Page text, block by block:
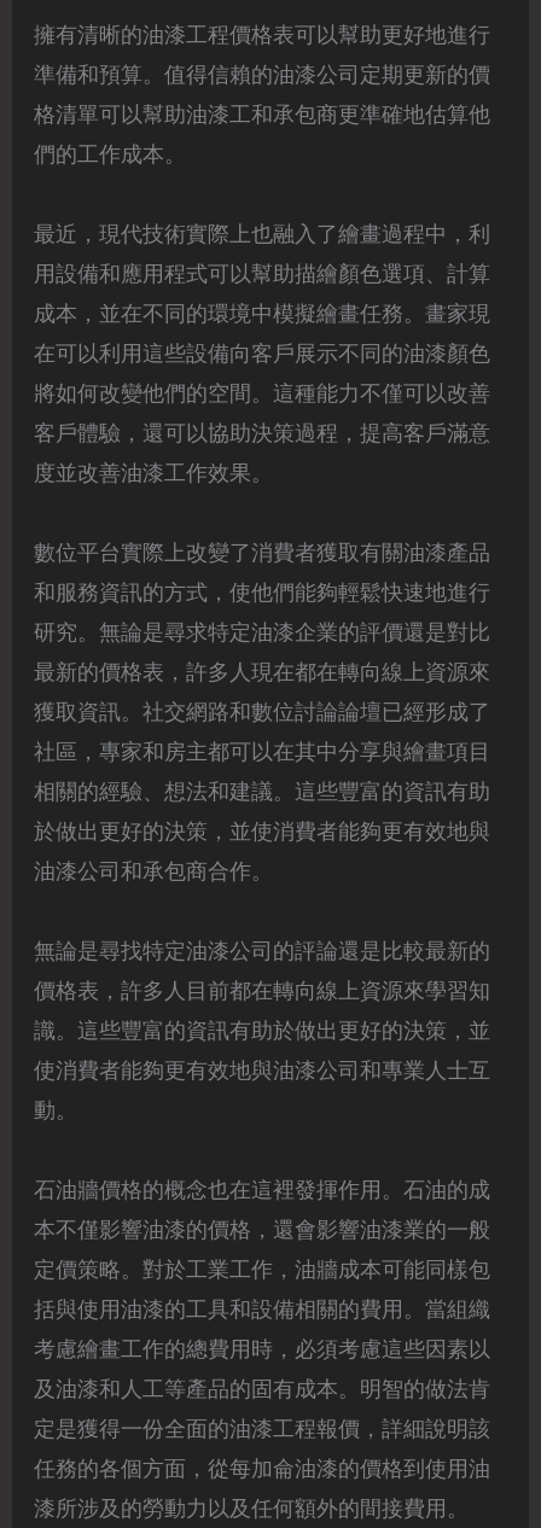
擁有清晰的油漆工程價格表可以幫助更好地進行
準備和預算。值得信賴的油漆公司定期更新的價
格清單可以幫助油漆工和承包商更準確地估算他
們的工作成本。
最近，現代技術實際上也融入了繪畫過程中，利
用設備和應用程式可以幫助描繪顏色選項、計算
成本，並在不同的環境中模擬繪畫任務。畫家現
在可以利用這些設備向客戶展示不同的油漆顏色
將如何改變他們的空間。這種能力不僅可以改善
客戶體驗，還可以協助決策過程，提高客戶滿意
度並改善油漆工作效果。
數位平台實際上改變了消費者獲取有關油漆產品
和服務資訊的方式，使他們能夠輕鬆快速地進行
研究。無論是尋求特定油漆企業的評價還是對比
最新的價格表，許多人現在都在轉向線上資源來
獲取資訊。社交網路和數位討論論壇已經形成了
社區，專家和房主都可以在其中分享與繪畫項目
相關的經驗、想法和建議。這些豐富的資訊有助
於做出更好的決策，並使消費者能夠更有效地與
油漆公司和承包商合作。
無論是尋找特定油漆公司的評論還是比較最新的
價格表，許多人目前都在轉向線上資源來學習知
識。這些豐富的資訊有助於做出更好的決策，並
使消費者能夠更有效地與油漆公司和專業人士互
動。
石油牆價格的概念也在這裡發揮作用。石油的成
本不僅影響油漆的價格，還會影響油漆業的一般
定價策略。對於工業工作，油牆成本可能同樣包
括與使用油漆的工具和設備相關的費用。當組織
考慮繪畫工作的總費用時，必須考慮這些因素以
及油漆和人工等產品的固有成本。明智的做法肯
定是獲得一份全面的油漆工程報價，詳細說明該
任務的各個方面，從每加侖油漆的價格到使用油
漆所涉及的勞動力以及任何額外的間接費用。